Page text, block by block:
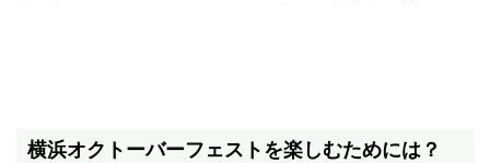
横浜オクトーバーフェストを楽しむためには？